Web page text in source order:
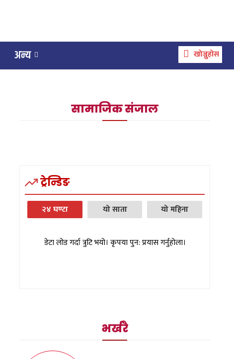
अन्य खोज्नुहोस
सामाजिक संजाल
ट्रेन्डिङ
२४ घण्टा यो साता यो महिना
डेटा लोड गर्दा त्रुटि भयो। कृपया पुन: प्रयास गर्नुहोला।
भर्खरै